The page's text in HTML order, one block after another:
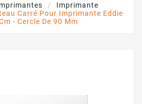
Imprimante
Carré Pour Imprimante Eddie
- Cercle De 90 Mm